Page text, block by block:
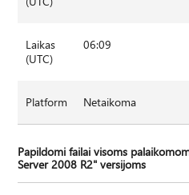
Laikas
(UTC)
06:09
Platform Netaikoma
Papildomi failai visoms
Server 2008 R2" versijoms